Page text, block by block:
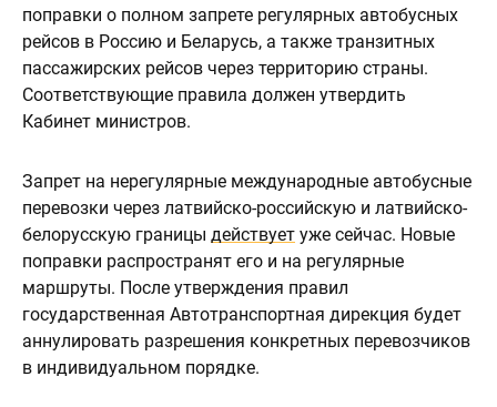
поправки о полном запрете регулярных автобусных
рейсов в Россию и Беларусь, а также транзитных
пассажирских рейсов через территорию страны.
Соответствующие правила должен утвердить
Кабинет министров.
Запрет на нерегулярные международные автобусные
перевозки через латвийско-российскую и латвийско-
белорусскую границы действует уже сейчас. Новые
поправки распространят его и на регулярные
маршруты. После утверждения правил
государственная Автотранспортная дирекция будет
аннулировать разрешения конкретных перевозчиков
в индивидуальном порядке.